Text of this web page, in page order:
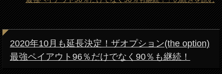
2020年10月も延長決定！ザオプション(the option)
最強ペイアウト96％だけでなく90％も継続！